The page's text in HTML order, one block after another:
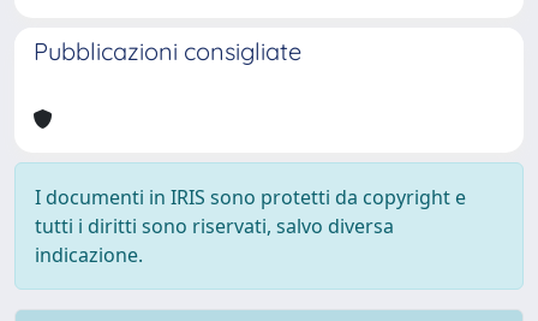
Pubblicazioni consigliate
I documenti in IRIS sono protetti da copyright e
tutti i diritti sono riservati, salvo diversa
indicazione.